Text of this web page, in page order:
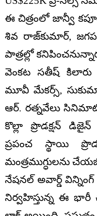
ఈ చిత్రంలో జాన్వీ
శివ రాజ్‌కుమార్,
పాత్రల్లో
వెంకట సతీష్ కిలారు
మూవీ మేకర్స్,
ఆర్. రత్నవేలు
కొల్లా ప్రొడక్షన్ డిజైన్
ప్రపంచ స్థాయి
మంత్రముగ్ధులను
నేషనల్ అవార్డ్
నిర్వహిస్తున్న ఈ భారీ